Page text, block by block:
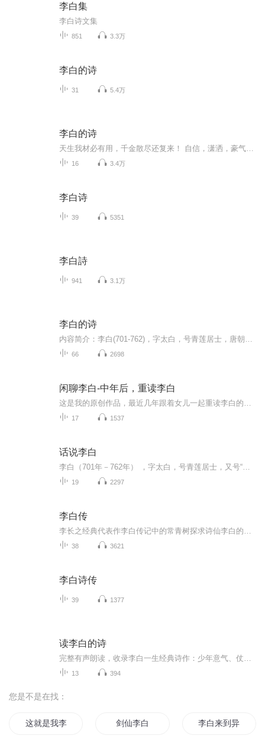
李白集
李白诗文集
851 3.3万
李白的诗
31 5.4万
李白的诗
16 3.4万
李白诗
39 5351
李白詩
941 3.1万
李白的诗
66 2698
闲聊李白-中年后，重读李白
17 1537
话说李白
19 2297
李白传
38 3621
李白诗传
39 1377
读李白的诗
13 394
您是不是在找：
这就是我李白 剑仙李白 李白来到异世